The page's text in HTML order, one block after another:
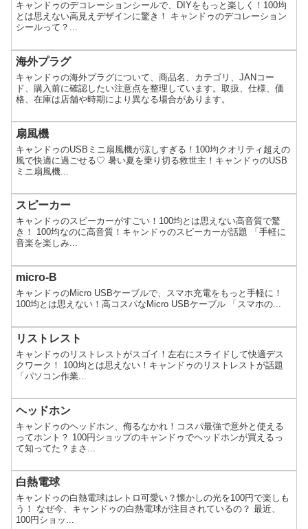
キャンドゥのデコレーションシールで、DIYをもっと楽しく！100均
とは思えない高見えデザインに驚き！ キャンドゥのデコレーション
シールって？...
海外プラグ
キャンドゥの海外プラグについて、商品名、カテゴリ、JANコー
ド、購入前に確認したい注意点を整理しています。取扱、仕様、価
格、在庫は店舗や時期により異なる場合があります。
扇風機
キャンドゥのUSBミニ扇風機が涼しすぎる！100均クオリティ超えの
風で快適に過ごせる♡ 暑い夏を乗り切る救世主！キャンドゥのUSB
ミニ扇風機...
スピーカー
キャンドゥのスピーカーがすごい！100均とは思えない高音質で驚
き！ 100均なのに高音質！キャンドゥのスピーカーが話題 「手軽に
音楽を楽しみ...
micro-B
キャンドゥのMicro USBケーブルで、スマホ充電をもっと手軽に！
100均とは思えない！高コスパなMicro USBケーブル 「スマホの...
リストレスト
キャンドゥのリストレストがスゴイ！左右にスライドして快適デス
クワーク！ 100均とは思えない！キャンドゥのリストレストが話題
「パソコン作業...
ヘッドホン
キャンドゥのヘッドホン、侮るなかれ！コスパ最強で意外と使える
ってホント？ 100円ショップのキャンドゥでヘッドホンが買えるっ
て知ってた？まさ...
白熱電球
キャンドゥの白熱電球はレトロ可愛い？懐かしの光を100円で楽しも
う！ なぜ今、キャンドゥの白熱電球が注目されているの？ 最近、
100円ショッ...